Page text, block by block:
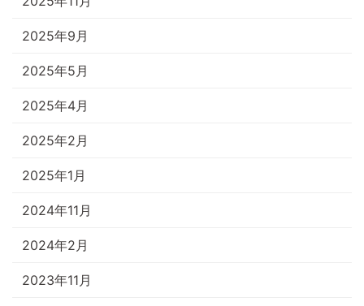
2025年9月
2025年5月
2025年4月
2025年2月
2025年1月
2024年11月
2024年2月
2023年11月